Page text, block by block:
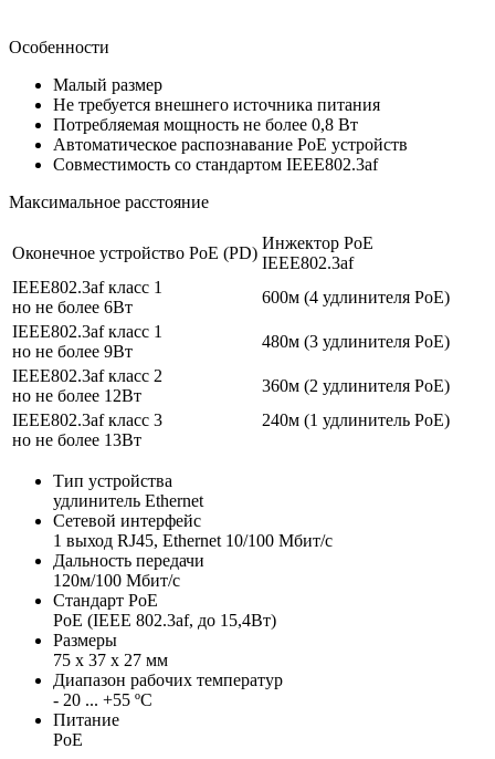
Особенности
Малый размер
Не требуется внешнего источника питания
Потребляемая мощность не более 0,8 Вт
Автоматическое распознавание PoE устройств
Совместимость со стандартом IEEE802.3af
Максимальное расстояние
Оконечное устройство PoE (PD)
Инжектор PoE
IEEE802.3af
IEEE802.3af класс 1
но не более 6Вт
600м (4 удлинителя PoE)
IEEE802.3af класс 1
но не более 9Вт
480м (3 удлинителя PoE)
IEEE802.3af класс 2
но не более 12Вт
360м (2 удлинителя PoE)
IEEE802.3af класс 3
но не более 13Вт
240м (1 удлинитель PoE)
Тип устройства
удлинитель Ethernet
Сетевой интерфейс
1 выход RJ45, Ethernet 10/100 Мбит/с
Дальность передачи
120м/100 Мбит/с
Стандарт PoE
PoE (IEEE 802.3af, до 15,4Вт)
Размеры
75 x 37 x 27 мм
Диапазон рабочих температур
- 20 ... +55 ºС
Питание
PoE